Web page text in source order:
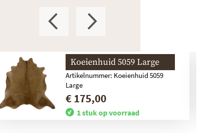
Koeienhuid 5059 Large
Artikelnummer: Koeienhuid 5059
Large
€ 175,00
1 stuk op voorraad